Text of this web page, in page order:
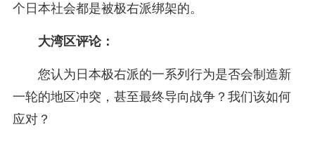
个日本社会都是被极右派绑架的。
大湾区评论：
您认为日本极右派的一系列行为是否会制造新
一轮的地区冲突，甚至最终导向战争？我们该如何
应对？